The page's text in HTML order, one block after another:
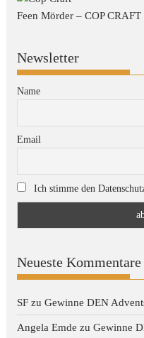
Feen Mörder – COP CRAFT
Newsletter
Name
Email
Ich stimme den
Neueste Kommentare
SF zuGewinne DEN
Angela Emde zuGewinne